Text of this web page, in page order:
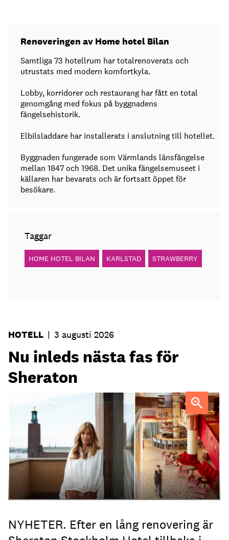
Renoveringen av Home hotel Bilan
Samtliga 73 hotellrum har totalrenoverats och
utrustats med modern komfortkyla.
Lobby, korridorer och restaurang har fått en total
genomgång med fokus på byggnadens
fängelsehistorik.
Elbilsladdare har installerats i anslutning till hotellet.
Byggnaden fungerade som Värmlands länsfängelse
mellan 1847 och 1968. Det unika fängelsemuseet i
källaren har bevarats och är fortsatt öppet för
besökare.
Taggar
HOME HOTEL BILAN KARLSTAD STRAWBERRY
HOTELL | 3 augusti 2026
Nu inleds nästa fas för
Sheraton
Elin Roquet
NYHETER. Efter en lång renovering är